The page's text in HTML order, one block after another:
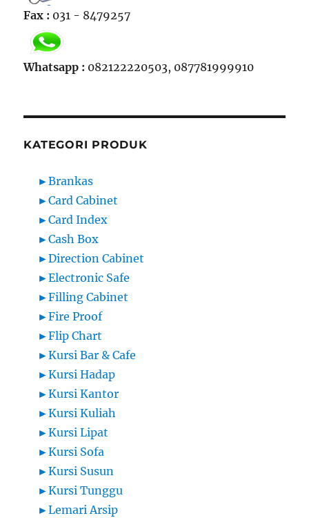
Fax : 031 - 8479257
Whatsapp : 082122220503, 087781999910
KATEGORI PRODUK
►Brankas
►Card Cabinet
►Card Index
►Cash Box
►Direction Cabinet
►Electronic Safe
►Filling Cabinet
►Fire Proof
►Flip Chart
►Kursi Bar & Cafe
►Kursi Hadap
►Kursi Kantor
►Kursi Kuliah
►Kursi Lipat
►Kursi Sofa
►Kursi Susun
►Kursi Tunggu
►Lemari Arsip